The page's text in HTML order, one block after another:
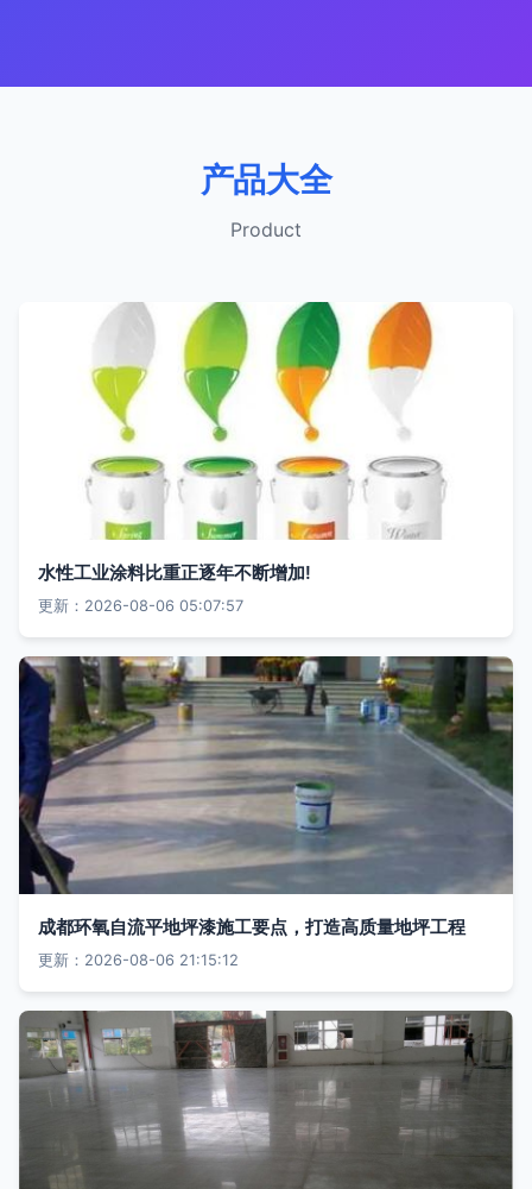
产品大全
Product
水性工业涂料比重正逐年不断增加!
更新：2026-08-06 05:07:57
成都环氧自流平地坪漆施工要点，打造高质量地坪工程
更新：2026-08-06 21:15:12